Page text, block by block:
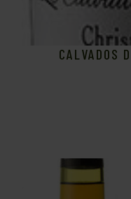
CALVADOS